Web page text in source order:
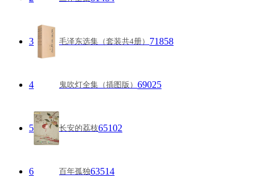
3 毛泽东选集（套装共4册） 71858
4 鬼吹灯全集（插图版） 69025
5 长安的荔枝65102
6 百年孤独63514